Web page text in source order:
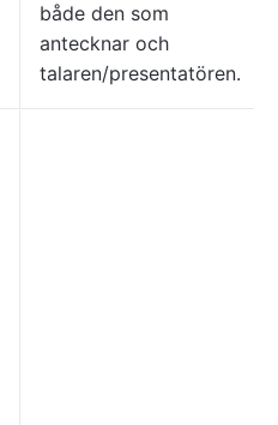
både den som
antecknar och
talaren/presentatören.